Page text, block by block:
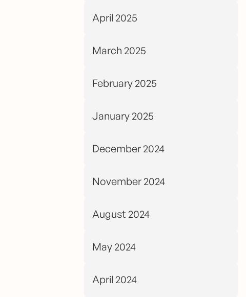
April 2025
March 2025
February 2025
January 2025
December 2024
November 2024
August 2024
May 2024
April 2024